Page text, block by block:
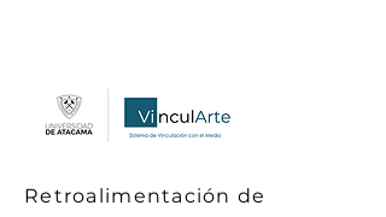
Retroalimentación de